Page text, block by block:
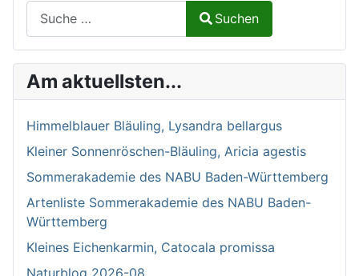
Type 2 or more characters for results.
Suchen
Am aktuellsten...
Himmelblauer Bläuling, Lysandra bellargus
Kleiner Sonnenröschen-Bläuling, Aricia agestis
Sommerakademie des NABU Baden-Württemberg
Artenliste Sommerakademie des NABU Baden-
Württemberg
Kleines Eichenkarmin, Catocala promissa